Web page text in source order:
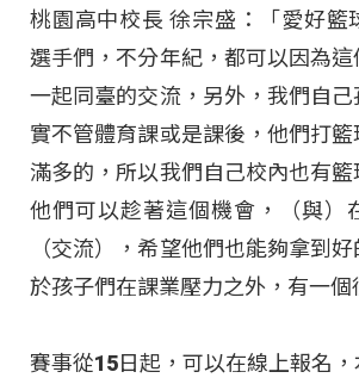
桃園高中校長 徐宗盛：「愛好籃
選手們，不分年紀，都可以因為
一起同臺的交流，另外，我們自
實不管體育課或是課後，他們打
滿多的，所以我們自己校內也有
他們可以趁著這個機會，（與）
（交流），希望他們也能夠拿到
於孩子們在課業壓力之外，有一個
賽事從15日起，可以在線上報名